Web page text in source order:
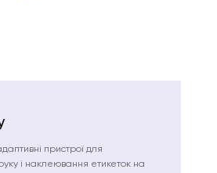
пристрої для
і наклеювання етикеток на